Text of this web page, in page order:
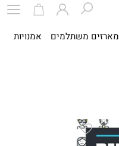
מארזים משתלמים אמנויות